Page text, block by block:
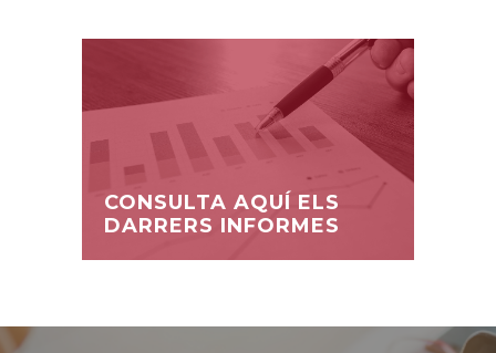
CONSULTA AQUÍ ELS
DARRERS INFORMES